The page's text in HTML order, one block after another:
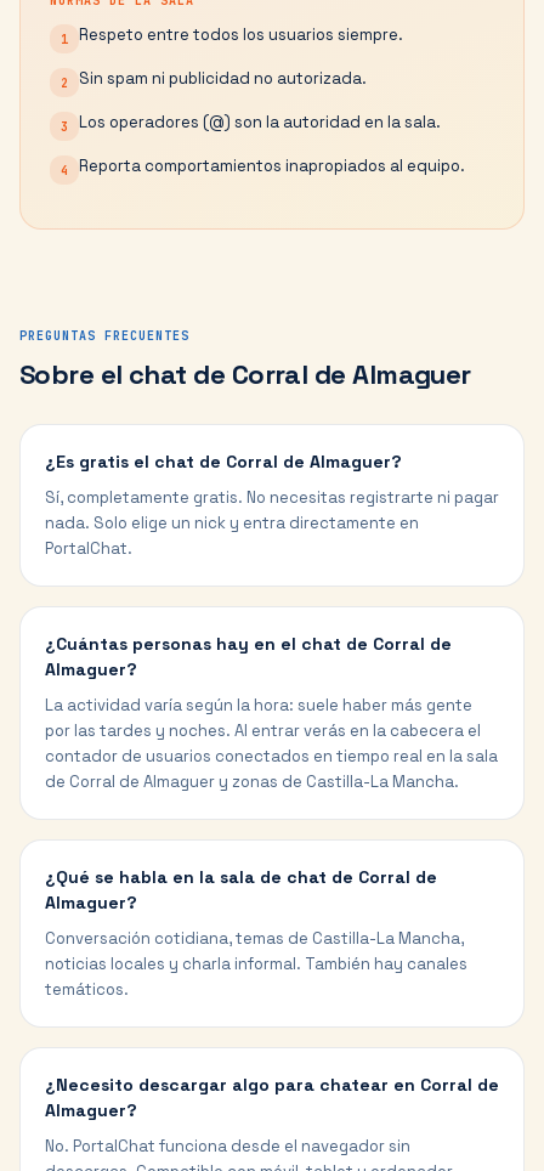
1 Respeto entre todos los usuarios siempre.
2 Sin spam ni publicidad no autorizada.
3 Los operadores (@) son la autoridad en la sala.
4 Reporta comportamientos inapropiados al equipo.
PREGUNTAS FRECUENTES
Sobre el chat de Corral de Almaguer
¿Es gratis el chat de Corral de Almaguer?
Sí, completamente gratis. No necesitas registrarte ni pagar
nada. Solo elige un nick y entra directamente en
PortalChat.
¿Cuántas personas hay en el chat de Corral de
Almaguer?
La actividad varía según la hora: suele haber más gente
por las tardes y noches. Al entrar verás en la cabecera el
contador de usuarios conectados en tiempo real en la sala
de Corral de Almaguer y zonas de Castilla-La Mancha.
¿Qué se habla en la sala de chat de Corral de
Almaguer?
Conversación cotidiana, temas de Castilla-La Mancha,
noticias locales y charla informal. También hay canales
temáticos.
¿Necesito descargar algo para chatear en Corral de
Almaguer?
No. PortalChat funciona desde el navegador sin